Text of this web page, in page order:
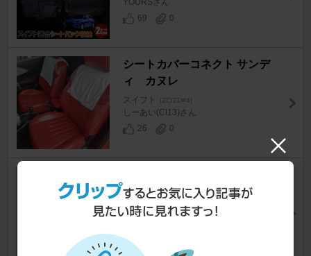
YOURSさん
69
0
シートカバーコネクト サンデ
ィ カヌレ
スイフト [ZC/ZD#4]
しーあい(CI13)さん
26
0
新規型取りご協力者様募集
スイフト [ZC/ZD#4]